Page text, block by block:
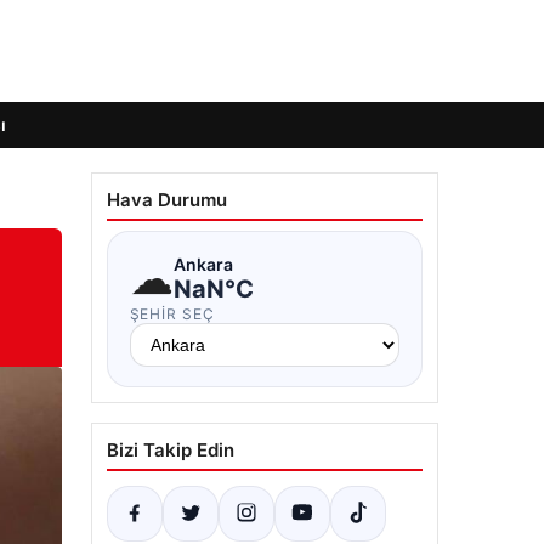
Hava Durumu
☁Ankara
NaN°C
ŞEHIR SEÇ
Bizi Takip Edin